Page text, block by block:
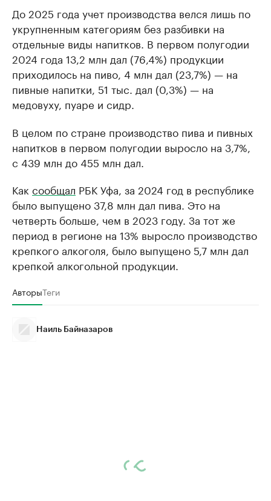
До 2025 года учет производства велся лишь по
укрупненным категориям без разбивки на
отдельные виды напитков. В первом полугодии
2024 года 13,2 млн дал (76,4%) продукции
приходилось на пиво, 4 млн дал (23,7%) — на
пивные напитки, 51 тыс. дал (0,3%) — на
медовуху, пуаре и сидр.
В целом по стране производство пива и пивных
напитков в первом полугодии выросло на 3,7%,
с 439 млн до 455 млн дал.
Как сообщал РБК Уфа, за 2024 год в республике
было выпущено 37,8 млн дал пива. Это на
четверть больше, чем в 2023 году. За тот же
период в регионе на 13% выросло производство
крепкого алкоголя, было выпущено 5,7 млн дал
крепкой алкогольной продукции.
АвторыТеги
Наиль Байназаров